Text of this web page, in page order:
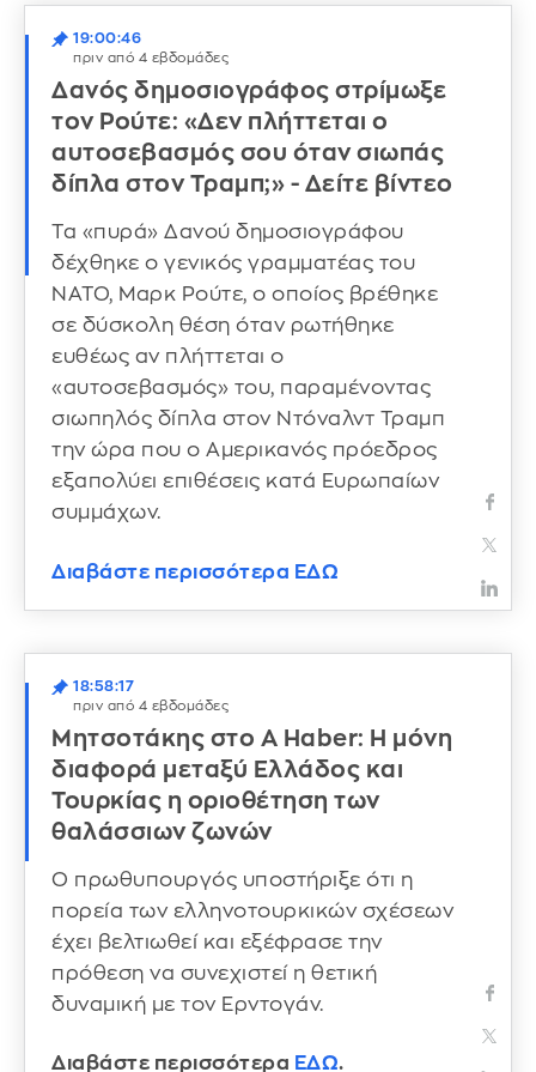
19:00:46
πριν από 4 εβδομάδες
Δανός δημοσιογράφος στρίμωξε
τον Ρούτε: «Δεν πλήττεται ο
αυτοσεβασμός σου όταν σιωπάς
δίπλα στον Τραμπ;» - Δείτε βίντεο
Τα «πυρά» Δανού δημοσιογράφου
δέχθηκε ο γενικός γραμματέας του
ΝΑΤΟ, Μαρκ Ρούτε, ο οποίος βρέθηκε
σε δύσκολη θέση όταν ρωτήθηκε
ευθέως αν πλήττεται ο
«αυτοσεβασμός» του, παραμένοντας
σιωπηλός δίπλα στον Ντόναλντ Τραμπ
την ώρα που ο Αμερικανός πρόεδρος
εξαπολύει επιθέσεις κατά Ευρωπαίων
συμμάχων.
Διαβάστε περισσότερα ΕΔΩ
18:58:17
πριν από 4 εβδομάδες
Μητσοτάκης στο A Haber: Η μόνη
διαφορά μεταξύ Ελλάδος και
Τουρκίας η οριοθέτηση των
θαλάσσιων ζωνών
Ο πρωθυπουργός υποστήριξε ότι η
πορεία των ελληνοτουρκικών σχέσεων
έχει βελτιωθεί και εξέφρασε την
πρόθεση να συνεχιστεί η θετική
δυναμική με τον Ερντογάν.
Διαβάστε περισσότερα ΕΔΩ.